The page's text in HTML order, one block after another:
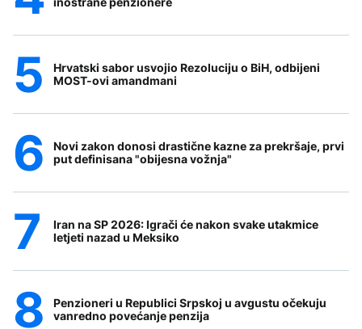
Hrvatski sabor usvojio Rezoluciju o BiH, odbijeni
MOST-ovi amandmani
Novi zakon donosi drastične kazne za prekršaje, prvi
put definisana "obijesna vožnja"
Iran na SP 2026: Igrači će nakon svake utakmice
letjeti nazad u Meksiko
Penzioneri u Republici Srpskoj u avgustu očekuju
vanredno povećanje penzija